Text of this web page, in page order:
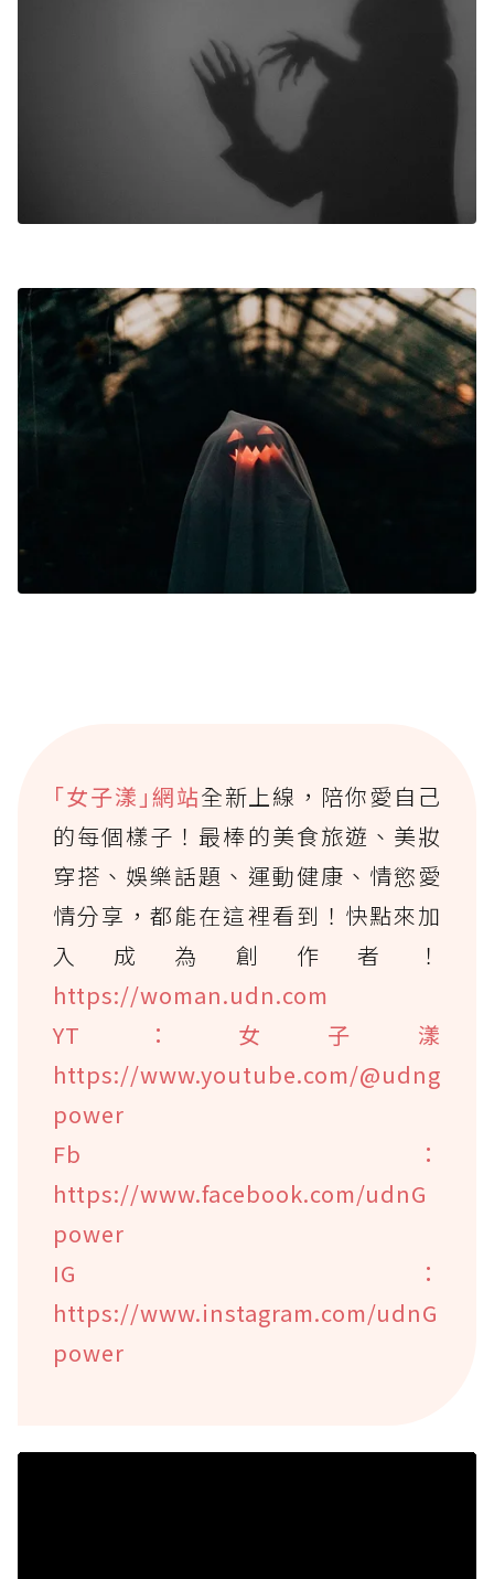
｢女子漾｣網站全新上線，陪你愛自己
的每個樣子！最棒的美食旅遊、美妝
穿搭、娛樂話題、運動健康、情慾愛
情分享，都能在這裡看到！快點來加
入成為創作者！
https://woman.udn.com
YT：女子漾
https://www.youtube.com/@udng
power
Fb：
https://www.facebook.com/udnG
power
IG：
https://www.instagram.com/udnG
power